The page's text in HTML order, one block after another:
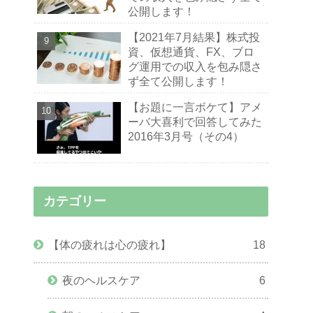
公開します！
【2021年7月結果】株式投
資、仮想通貨、FX、ブロ
グ運用での収入を包み隠さ
ず全て公開します！
【お題に一言ボケて】アメ
ーバ大喜利で回答してみた
2016年3月号（その4）
カテゴリー
【体の疲れは心の疲れ】 18
夜のヘルスケア 6